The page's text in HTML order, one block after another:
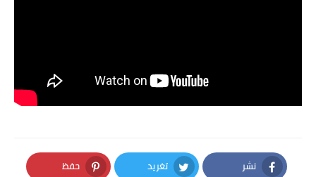
نشر تغريد حفظ